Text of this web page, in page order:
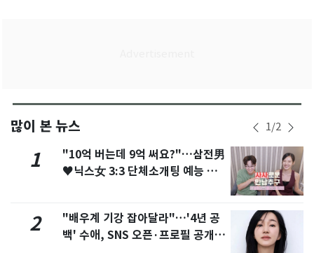
많이 본 뉴스 1/2
1
"10억 버는데 9억 써요?"…삼전男
♥닉스女 3:3 단체소개팅 예능 화
2
"배우계 기강 잡아달라"…'4년 공
백' 수애, SNS 오픈·프로필 공개